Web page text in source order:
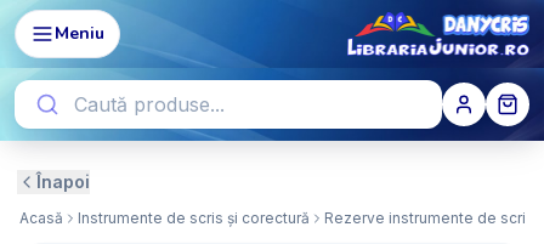
Meniu
Înapoi
Acasă Instrumente de scris și corectură Rezerve instrumente de scris